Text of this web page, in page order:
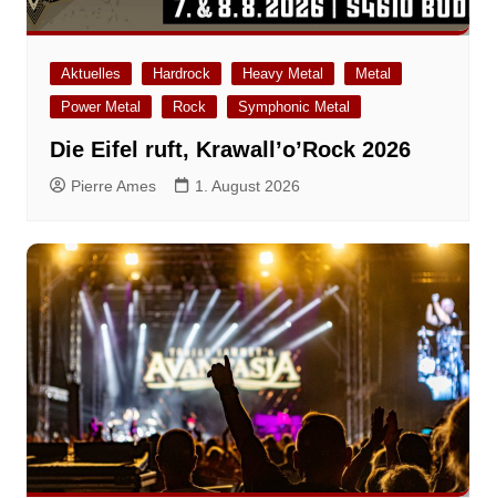
Aktuelles Hardrock Heavy Metal
Metal
Power Metal
Rock Symphonic Metal
Die Eifel ruft, Krawall’o’Rock 2026
Pierre Ames 1. August 2026